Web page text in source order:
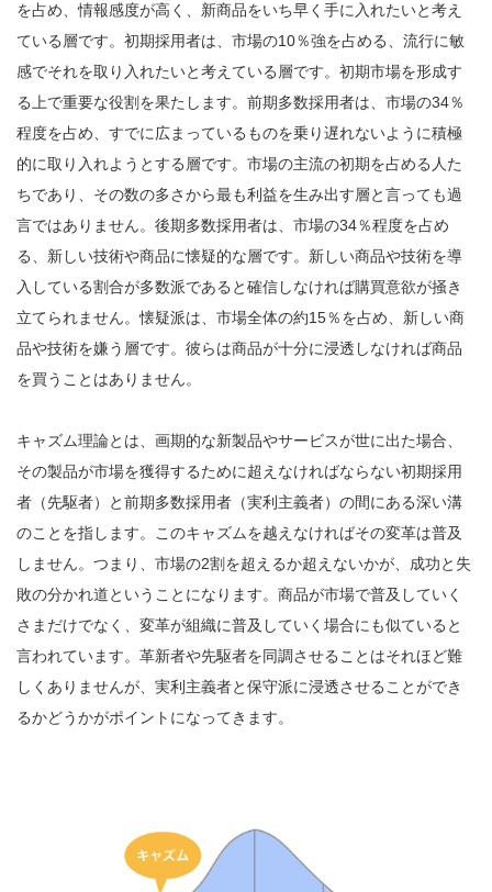
を占め、情報感度が高く、新商品をいち早く手に入れたいと考え
ている層です。初期採用者は、市場の10％強を占める、流行に敏
感でそれを取り入れたいと考えている層です。初期市場を形成す
る上で重要な役割を果たします。前期多数採用者は、市場の34％
程度を占め、すでに広まっているものを乗り遅れないように積極
的に取り入れようとする層です。市場の主流の初期を占める人た
ちであり、その数の多さから最も利益を生み出す層と言っても過
言ではありません。後期多数採用者は、市場の34％程度を占め
る、新しい技術や商品に懐疑的な層です。新しい商品や技術を導
入している割合が多数派であると確信しなければ購買意欲が掻き
立てられません。懐疑派は、市場全体の約15％を占め、新しい商
品や技術を嫌う層です。彼らは商品が十分に浸透しなければ商品
を買うことはありません。
キャズム理論とは、画期的な新製品やサービスが世に出た場合、
その製品が市場を獲得するために超えなければならない初期採用
者（先駆者）と前期多数採用者（実利主義者）の間にある深い溝
のことを指します。このキャズムを越えなければその変革は普及
しません。つまり、市場の2割を超えるか超えないかが、成功と失
敗の分かれ道ということになります。商品が市場で普及していく
さまだけでなく、変革が組織に普及していく場合にも似ていると
言われています。革新者や先駆者を同調させることはそれほど難
しくありませんが、実利主義者と保守派に浸透させることができ
るかどうかがポイントになってきます。